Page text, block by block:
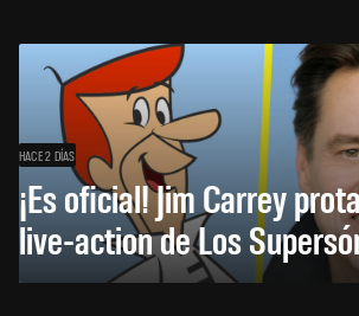
HACE 2 DÍAS
¡Es oficial! Jim Carrey
live-action de Los